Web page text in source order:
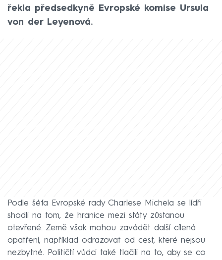
řekla předsedkyně Evropské komise Ursula
von der Leyenová.
Podle šéfa Evropské rady Charlese Michela se lídři
shodli na tom, že hranice mezi státy zůstanou
otevřené. Země však mohou zavádět další cílená
opatření, například odrazovat od cest, které nejsou
nezbytné. Političtí vůdci také tlačili na to, aby se co